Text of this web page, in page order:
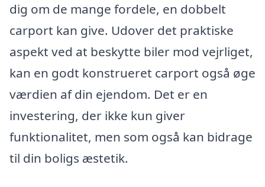
dig om de mange fordele, en dobbelt
carport kan give. Udover det praktiske
aspekt ved at beskytte biler mod vejrliget,
kan en godt konstrueret carport også øge
værdien af din ejendom. Det er en
investering, der ikke kun giver
funktionalitet, men som også kan bidrage
til din boligs æstetik.